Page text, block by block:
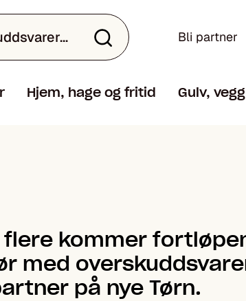
Bli partner
Hjem, hage og fritid Gulv,
flere kommer
med
på nye Tørn.